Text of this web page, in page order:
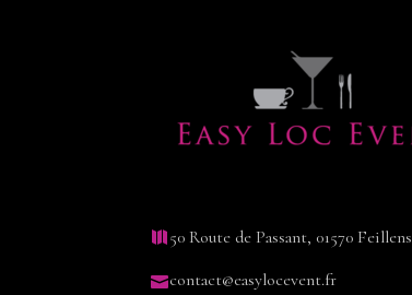
50 Route de Passant, 01570 Feillens
contact@easylocevent.fr